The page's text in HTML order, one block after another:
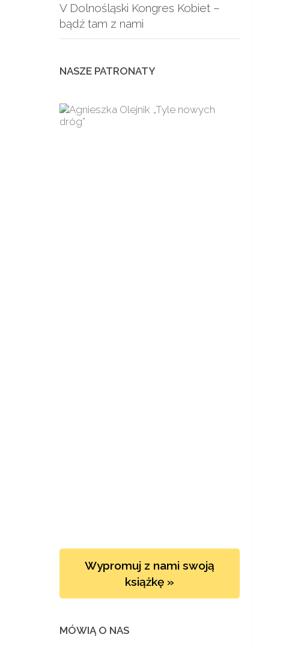
V Dolnośląski Kongres Kobiet –
bądź tam z nami
NASZE PATRONATY
Wypromuj z nami swoją
książkę »
MÓWIĄ O NAS